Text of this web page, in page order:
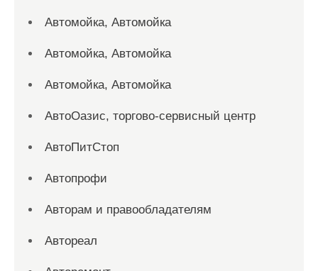
Автомойка, Автомойка
Автомойка, Автомойка
Автомойка, Автомойка
АвтоОазис, торгово-сервисный центр
АвтоПитСтоп
Автопрофи
Авторам и правообладателям
Автореал